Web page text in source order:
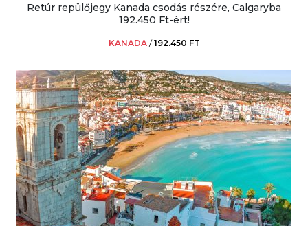
Retúr repülőjegy Kanada csodás részére, Calgaryba
192.450 Ft-ért!
KANADA /192.450 FT